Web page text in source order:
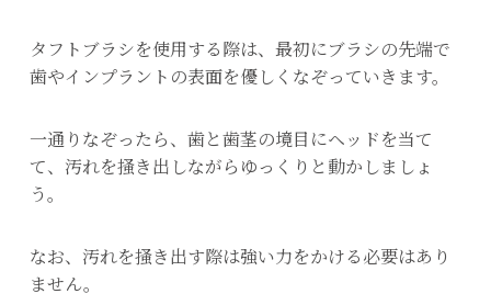
タフトブラシを使用する際は、最初にブラシの先端で
歯やインプラントの表面を優しくなぞっていきます。
一通りなぞったら、歯と歯茎の境目にヘッドを当て
て、汚れを掻き出しながらゆっくりと動かしましょ
う。
なお、汚れを掻き出す際は強い力をかける必要はあり
ません。